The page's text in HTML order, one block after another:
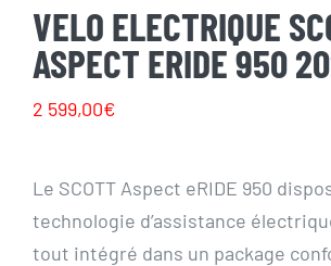
VELO ELECTRIQUE
ASPECT ERIDE 950
2 599,00€
Le SCOTT Aspect eRIDE 950
technologie d’assistance
tout intégré dans un package